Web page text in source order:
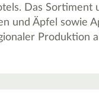
Das Sortiment
und Äpfel sowie
Produktion